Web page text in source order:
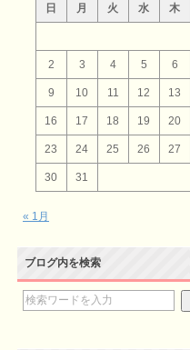
日
月 火 水 木
2 3 4 5 6
9 10 11 12 13
16 17 18 19 20
23 24 25 26 27
30 31
« 1月
ブログ内を検索